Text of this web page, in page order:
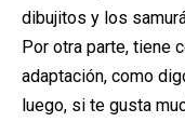
dibujitos y los
Por otra parte, tiene
adaptación, como
luego, si te gusta